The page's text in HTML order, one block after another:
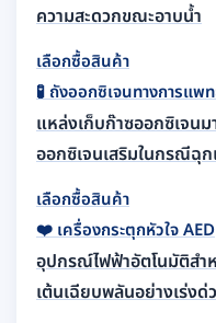
ความสะดวกขณะอาบน้ำ
เลือกซื้อสินค้า
🧪ถังออกซิเจนทางการแพ
แหล่งเก็บก๊าซออกซิเจน
ออกซิเจนเสริมในกรณีฉุก
เลือกซื้อสินค้า
❤️เครื่องกระตุกหัวใจ AED
อุปกรณ์ไฟฟ้าอัตโนมัติสำ
เต้นเฉียบพลันอย่างเร่งด่